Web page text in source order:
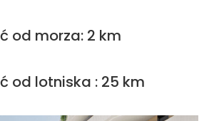
od morza: 2 km
od lotniska : 25 km